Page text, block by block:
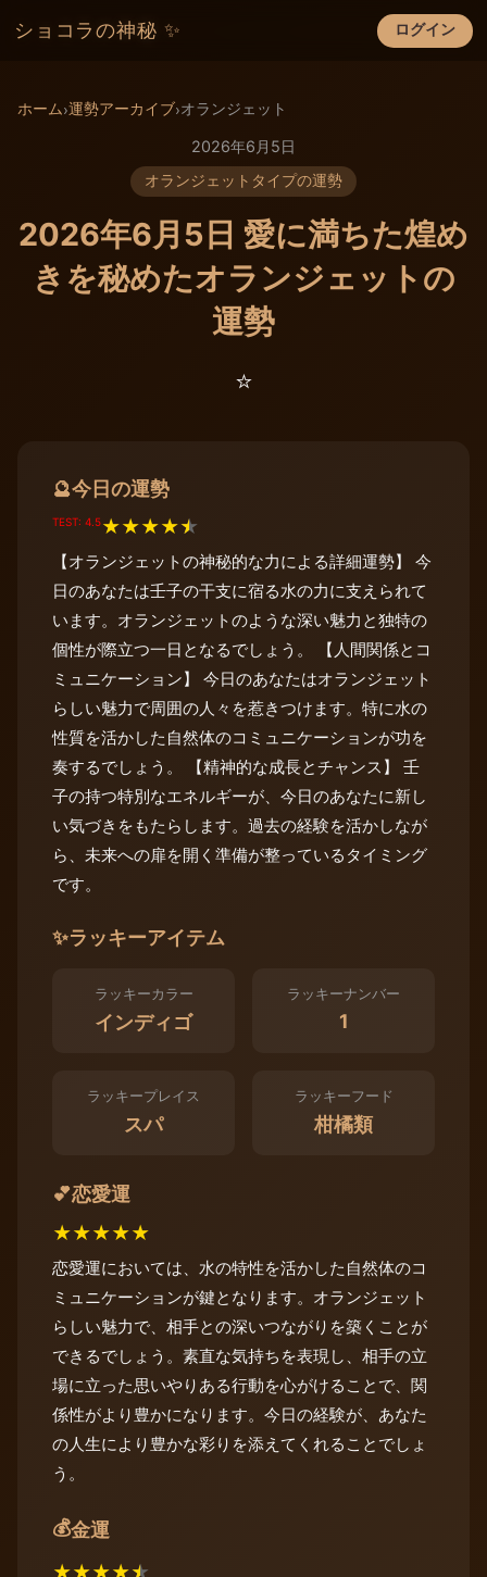
ショコラの神秘 ✨ ログイン
×
ホーム›運勢アーカイブ›オランジェット
2026年6月5日
オランジェットタイプの運勢
2026年6月5日 愛に満ちた煌め
きを秘めたオランジェットの
運勢
⭐️
🔮今日の運勢
TEST: 4.5★★★★★
【オランジェットの神秘的な力による詳細運勢】 今
日のあなたは壬子の干支に宿る水の力に支えられて
います。オランジェットのような深い魅力と独特の
個性が際立つ一日となるでしょう。 【人間関係とコ
ミュニケーション】 今日のあなたはオランジェット
らしい魅力で周囲の人々を惹きつけます。特に水の
性質を活かした自然体のコミュニケーションが功を
奏するでしょう。 【精神的な成長とチャンス】 壬
子の持つ特別なエネルギーが、今日のあなたに新し
い気づきをもたらします。過去の経験を活かしなが
ら、未来への扉を開く準備が整っているタイミング
です。
✨ラッキーアイテム
ラッキーカラー
インディゴ
ラッキーナンバー
1
ラッキープレイス
スパ
ラッキーフード
柑橘類
💕恋愛運
★★★★★
恋愛運においては、水の特性を活かした自然体のコ
ミュニケーションが鍵となります。オランジェット
らしい魅力で、相手との深いつながりを築くことが
できるでしょう。素直な気持ちを表現し、相手の立
場に立った思いやりある行動を心がけることで、関
係性がより豊かになります。今日の経験が、あなた
の人生により豊かな彩りを添えてくれることでしょ
う。
💰金運
★★★★★